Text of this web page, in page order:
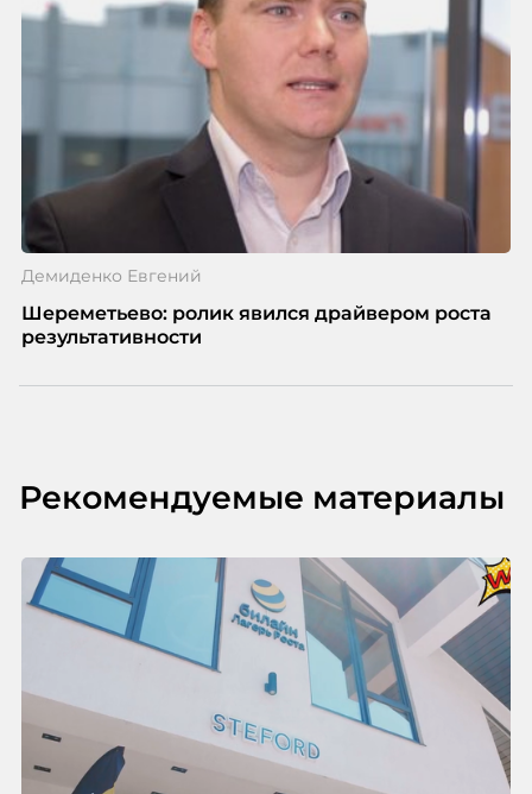
Демиденко Евгений
Шереметьево: ролик явился драйвером роста
результативности
Рекомендуемые материалы